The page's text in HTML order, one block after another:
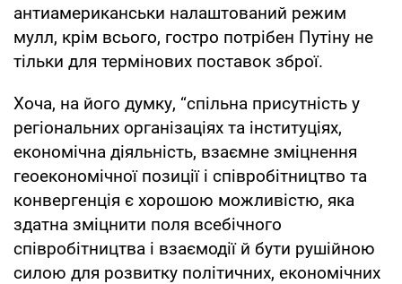
антиамериканськи налаштований режим
мулл, крім всього, гостро потрібен Путіну не
тільки для термінових поставок зброї.
Хоча, на його думку, “спільна присутність у
регіональних організаціях та інституціях,
економічна діяльність, взаємне зміцнення
геоекономічної позиції і співробітництво та
конвергенція є хорошою можливістю, яка
здатна зміцнити поля всебічного
співробітництва і взаємодії й бути рушійною
силою для розвитку політичних, економічних